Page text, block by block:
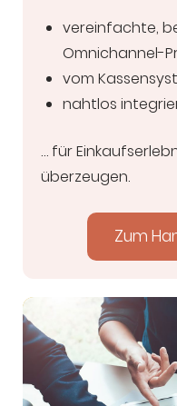
vereinfachte,
Omnichannel-
vom
nahtlos
… für
überzeugen.
Zum